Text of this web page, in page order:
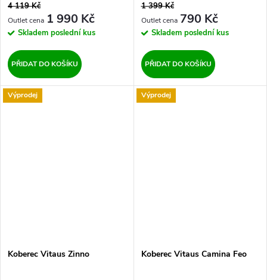
4 119 Kč
1 990 Kč
Skladem poslední kus
PŘIDAT DO KOŠÍKU
1 399 Kč
790 Kč
Skladem poslední kus
PŘIDAT DO KOŠÍKU
Výprodej
Koberec Vitaus Zinno
Výprodej
Koberec Vitaus Camina Feo